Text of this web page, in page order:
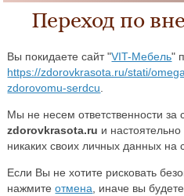
Переход по
Вы покидаете сайт "VIT-Мебель"
https://zdorovkrasota.ru/stati/
zdorovomu-serdcu
Мы не несем ответственности за
zdorovkrasota.ru и
никаких своих личных данных на
Если Вы не хотите рисковать
нажмитеотмена , иначе вы